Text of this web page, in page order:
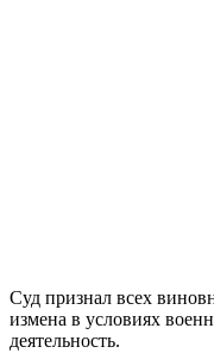
Суд признал всех
измена в условиях
деятельность.